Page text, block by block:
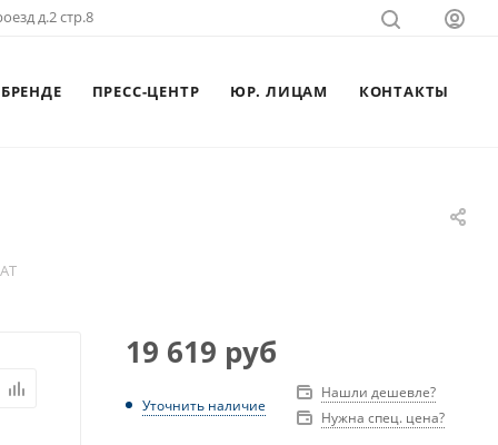
д.2 стр.8
ПРЕСС-ЦЕНТР ЮР. ЛИЦАМ КОНТАКТЫ
19 619 руб
Уточнить наличие
Нашли дешевле?
Нужна спец. цена?